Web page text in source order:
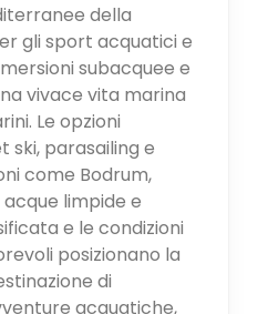
della
gli sport acquatici e
subacquee e
vivace vita marina
Le opzioni
ski, parasailing e
come Bodrum,
limpide e
e le condizioni
posizionano la
di
acquatiche,